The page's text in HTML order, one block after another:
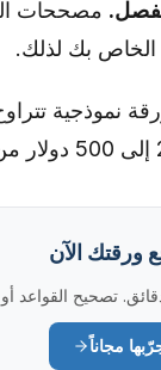
مصححات
الخاص بك لذلك.
ورقتك الآن
تصحيح القواعد
مجاناً